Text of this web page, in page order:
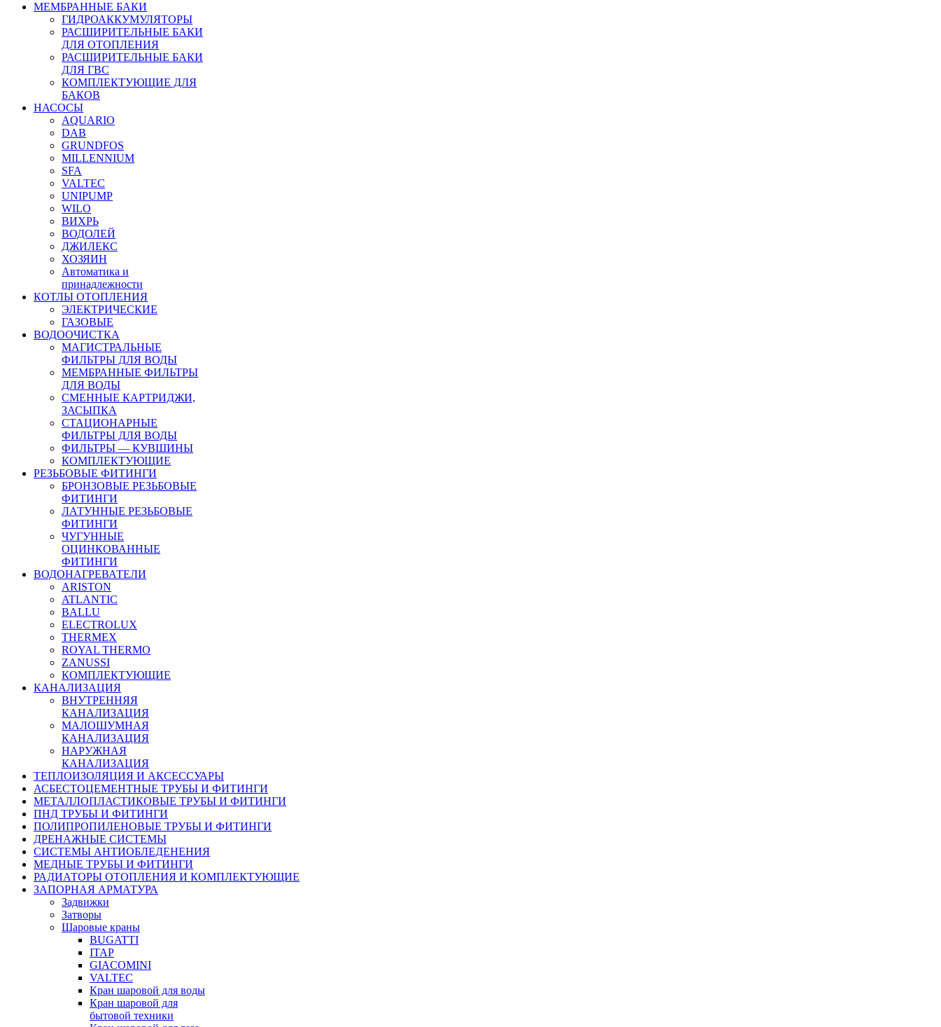
МЕМБРАННЫЕ БАКИ
ГИДРОАККУМУЛЯТОРЫ
РАСШИРИТЕЛЬНЫЕ БАКИ
ДЛЯ ОТОПЛЕНИЯ
РАСШИРИТЕЛЬНЫЕ БАКИ
ДЛЯ ГВС
КОМПЛЕКТУЮЩИЕ ДЛЯ
БАКОВ
НАСОСЫ
AQUARIO
DAB
GRUNDFOS
MILLENNIUM
SFA
VALTEC
UNIPUMP
WILO
ВИХРЬ
ВОДОЛЕЙ
ДЖИЛЕКС
ХОЗЯИН
Автоматика и
принадлежности
КОТЛЫ ОТОПЛЕНИЯ
ЭЛЕКТРИЧЕСКИЕ
ГАЗОВЫЕ
ВОДООЧИСТКА
МАГИСТРАЛЬНЫЕ
ФИЛЬТРЫ ДЛЯ ВОДЫ
МЕМБРАННЫЕ ФИЛЬТРЫ
ДЛЯ ВОДЫ
СМЕННЫЕ КАРТРИДЖИ,
ЗАСЫПКА
СТАЦИОНАРНЫЕ
ФИЛЬТРЫ ДЛЯ ВОДЫ
ФИЛЬТРЫ — КУВШИНЫ
КОМПЛЕКТУЮЩИЕ
РЕЗЬБОВЫЕ ФИТИНГИ
БРОНЗОВЫЕ РЕЗЬБОВЫЕ
ФИТИНГИ
ЛАТУННЫЕ РЕЗЬБОВЫЕ
ФИТИНГИ
ЧУГУННЫЕ
ОЦИНКОВАННЫЕ
ФИТИНГИ
ВОДОНАГРЕВАТЕЛИ
ARISTON
ATLANTIC
BALLU
ELECTROLUX
THERMEX
ROYAL THERMO
ZANUSSI
КОМПЛЕКТУЮЩИЕ
КАНАЛИЗАЦИЯ
ВНУТРЕННЯЯ
КАНАЛИЗАЦИЯ
МАЛОШУМНАЯ
КАНАЛИЗАЦИЯ
НАРУЖНАЯ
КАНАЛИЗАЦИЯ
ТЕПЛОИЗОЛЯЦИЯ И АКСЕССУАРЫ
АСБЕСТОЦЕМЕНТНЫЕ ТРУБЫ И ФИТИНГИ
МЕТАЛЛОПЛАСТИКОВЫЕ ТРУБЫ И ФИТИНГИ
ПНД ТРУБЫ И ФИТИНГИ
ПОЛИПРОПИЛЕНОВЫЕ ТРУБЫ И ФИТИНГИ
ДРЕНАЖНЫЕ СИСТЕМЫ
СИСТЕМЫ АНТИОБЛЕДЕНЕНИЯ
МЕДНЫЕ ТРУБЫ И ФИТИНГИ
РАДИАТОРЫ ОТОПЛЕНИЯ И КОМПЛЕКТУЮЩИЕ
ЗАПОРНАЯ АРМАТУРА
Задвижки
Затворы
Шаровые краны
BUGATTI
ITAP
GIACOMINI
VALTEC
Кран шаровой для воды
Кран шаровой для
бытовой техники